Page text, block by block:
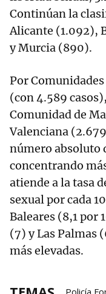
Continúan la
Alicante (1.092),
y Murcia (890).
Por
(con 4.589
Comunidad de
Valenciana
número absoluto
concentrando
atiende a la tasa
sexual por cada
Baleares (8,1 por
(7) y Las Palmas
más elevadas.